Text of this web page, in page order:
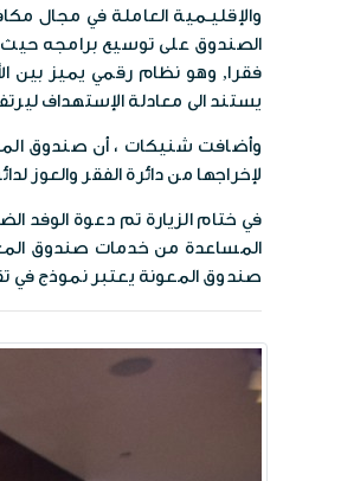
فقرا, وهو نظام رقمي يميز بين
يستند الى معادلة الإستهداف ليرتفع عدد
وأضافت شنيكات ، أن صندوق
لإخراجها من دائرة الفقر والعوز
في ختام الزيارة تم دعوة الوفد
المساعدة من خدمات صندوق
صندوق المعونة يعتبر نموذج في